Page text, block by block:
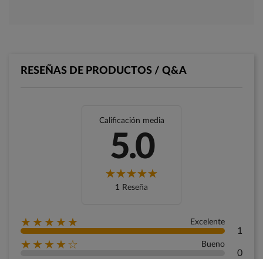
RESEÑAS DE PRODUCTOS / Q&A
Calificación media
5.0
1 Reseña
★★★★★ Excelente
1
★★★★☆ Bueno
0